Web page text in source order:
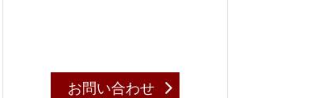
お問い合わせ